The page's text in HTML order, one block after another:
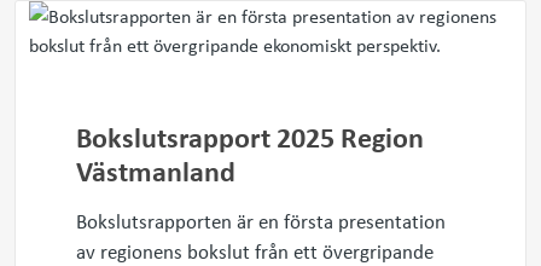
Bokslutsrapport 2025 Region
Västmanland
Bokslutsrapporten är en första presentation
av regionens bokslut från ett övergripande